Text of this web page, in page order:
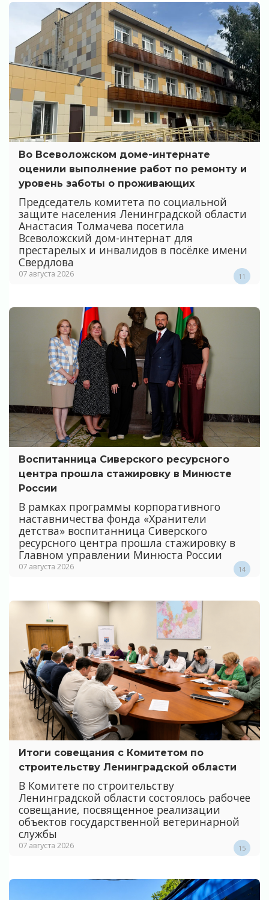
Во Всеволожском доме-интернате
оценили выполнение работ по ремонту и
уровень заботы о проживающих
Председатель комитета по социальной
защите населения Ленинградской области
Анастасия Толмачева посетила
Всеволожский дом-интернат для
престарелых и инвалидов в посёлке имени
Свердлова
07 августа 2026 11
Воспитанница Сиверского ресурсного
центра прошла стажировку в Минюсте
России
В рамках программы корпоративного
наставничества фонда «Хранители
детства» воспитанница Сиверского
ресурсного центра прошла стажировку в
Главном управлении Минюста России
07 августа 2026 14
Итоги совещания с Комитетом по
строительству Ленинградской области
В Комитете по строительству
Ленинградской области состоялось рабочее
совещание, посвященное реализации
объектов государственной ветеринарной
службы
07 августа 2026 15